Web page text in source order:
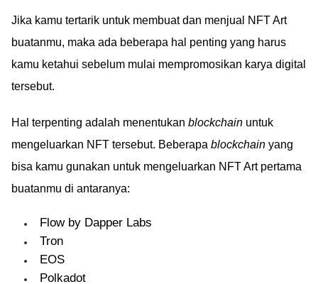
Jika kamu tertarik untuk membuat dan menjual NFT Art
buatanmu, maka ada beberapa hal penting yang harus
kamu ketahui sebelum mulai mempromosikan karya digital
tersebut.
Hal terpenting adalah menentukan blockchain untuk
mengeluarkan NFT tersebut. Beberapa blockchain yang
bisa kamu gunakan untuk mengeluarkan NFT Art pertama
buatanmu di antaranya:
Flow by Dapper Labs
Tron
EOS
Polkadot